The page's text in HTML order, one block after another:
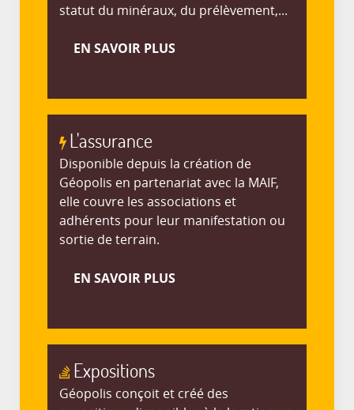
statut du minéraux, du prélèvement,...
EN SAVOIR PLUS
L'assurance
Disponible depuis la création de
Géopolis en partenariat avec la MAIF,
elle couvre les associations et
adhérents pour leur manifestation ou
sortie de terrain.
EN SAVOIR PLUS
Expositions
Géopolis conçoit et créé des